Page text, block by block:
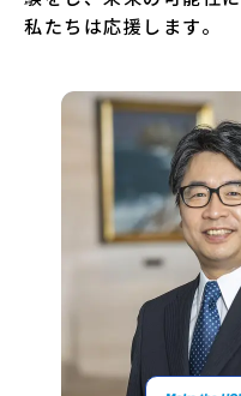
私たちは応援します。